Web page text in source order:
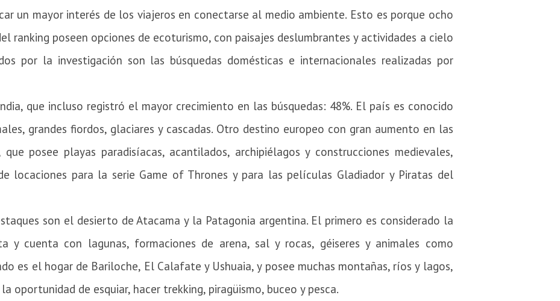
un mayor interés de los viajeros en conectarse al medio ambiente. Esto es porque ocho
ranking poseen opciones de ecoturismo, con paisajes deslumbrantes y actividades a cielo
por la investigación son las búsquedas domésticas e internacionales realizadas por
que incluso registró el mayor crecimiento en las búsquedas: 48%. El país es conocido
grandes fiordos, glaciares y cascadas. Otro destino europeo con gran aumento en las
posee playas paradisíacas, acantilados, archipiélagos y construcciones medievales,
locaciones para la serie Game of Thrones y para las películas Gladiador y Piratas del
son el desierto de Atacama y la Patagonia argentina. El primero es considerado la
y cuenta con lagunas, formaciones de arena, sal y rocas, géiseres y animales como
es el hogar de Bariloche, El Calafate y Ushuaia, y posee muchas montañas, ríos y lagos,
oportunidad de esquiar, hacer trekking, piragüismo, buceo y pesca.